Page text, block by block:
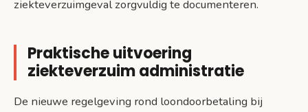
ziekteverzuimgeval zorgvuldig te documenteren.
Praktische uitvoering
ziekteverzuim administratie
De nieuwe regelgeving rond loondoorbetaling bij